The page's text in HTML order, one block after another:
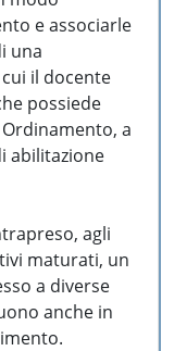
e associarle
una
il docente
possiede
a
abilitazione
agli
maturati, un
a diverse
anche in